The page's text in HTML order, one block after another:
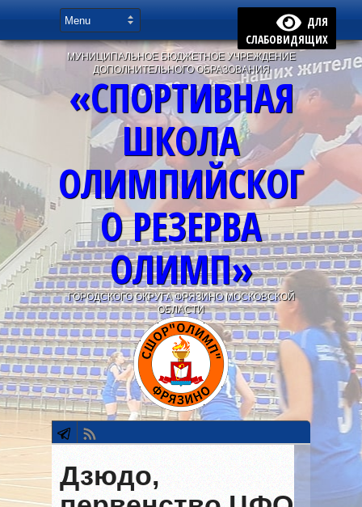
ДЛЯ
СЛАБОВИДЯЩИХ
МУНИЦИПАЛЬНОЕ БЮДЖЕТНОЕ УЧРЕЖДЕНИЕ
ДОПОЛНИТЕЛЬНОГО ОБРАЗОВАНИЯ
«СПОРТИВНАЯ
ШКОЛА
ОЛИМПИЙСКОГ
О РЕЗЕРВА
ОЛИМП»
ГОРОДСКОГО ОКРУГА ФРЯЗИНО МОСКОВСКОЙ
ОБЛАСТИ
Дзюдо,